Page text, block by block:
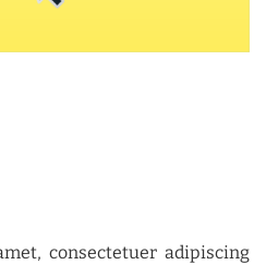
consectetuer adipiscing